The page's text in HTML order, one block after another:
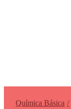
Química Básica